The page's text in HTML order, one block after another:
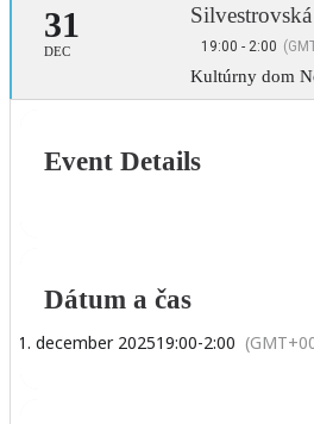
31
DEC 19:00 - 2:00
Kultúrny dom
Event Details
Dátum a čas
31. december 202519:00-2:00